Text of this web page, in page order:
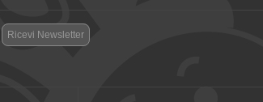
Ricevi Newsletter